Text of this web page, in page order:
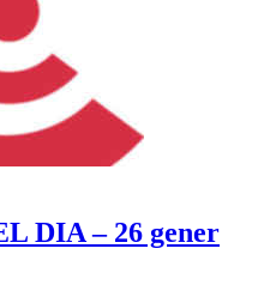
DIA – 26 gener